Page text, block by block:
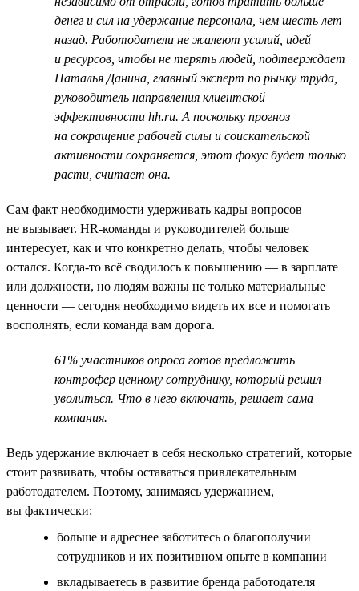
денег и сил на удержание персонала, чем шесть лет
назад. Работодатели не жалеют усилий, идей
и ресурсов, чтобы не терять людей, подтверждает
Наталья Данина, главный эксперт по рынку труда,
руководитель направления клиентской
эффективности hh.ru. А поскольку прогноз
на сокращение рабочей силы и соискательской
активности сохраняется, этот фокус будет только
расти, считает она.
Сам факт необходимости удерживать кадры вопросов
не вызывает. HR-команды и руководителей больше
интересует, как и что конкретно делать, чтобы человек
остался. Когда-то всё сводилось к повышению — в зарплате
или должности, но людям важны не только материальные
ценности — сегодня необходимо видеть их все и помогать
восполнять, если команда вам дорога.
61% участников опроса готов предложить
контрофер ценному сотруднику, который решил
уволиться. Что в него включать, решает сама
компания.
Ведь удержание включает в себя несколько стратегий, которые
стоит развивать, чтобы оставаться привлекательным
работодателем. Поэтому, занимаясь удержанием,
вы фактически:
больше и адреснее заботитесь о благополучии
сотрудников и их позитивном опыте в компании
вкладываетесь в развитие бренда работодателя